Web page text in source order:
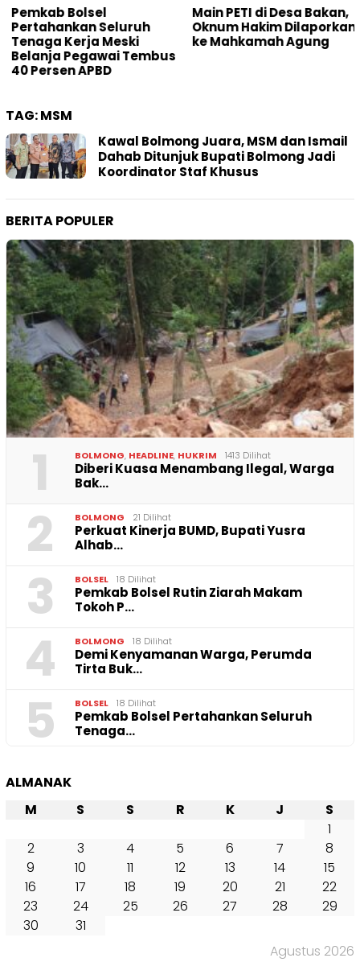
Pemkab Bolsel
Pertahankan Seluruh
Tenaga Kerja Meski
Belanja Pegawai Tembus
40 Persen APBD
Main PETI di Desa Bakan,
Oknum Hakim Dilaporkan
ke Mahkamah Agung
TAG:MSM
Kawal Bolmong Juara, MSM dan Ismail
Dahab Ditunjuk Bupati Bolmong Jadi
Koordinator Staf Khusus
BERITA POPULER
1 BOLMONG, HEADLINE, HUKRIM 1413 Dilihat
Diberi Kuasa Menambang Ilegal, Warga
Bak…
2 BOLMONG 21 Dilihat
Perkuat Kinerja BUMD, Bupati Yusra
Alhab…
3 BOLSEL 18 Dilihat
Pemkab Bolsel Rutin Ziarah Makam
Tokoh P…
4 BOLMONG 18 Dilihat
Demi Kenyamanan Warga, Perumda
Tirta Buk…
5 BOLSEL 18 Dilihat
Pemkab Bolsel Pertahankan Seluruh
Tenaga…
ALMANAK
Agustus 2026
M S S R K J
S
1
2
3 4 5 6 7
8
9
10 11 12 13 14
15
16
17 18 19 20 21
22
23
24 25 26 27 28
29
30
31